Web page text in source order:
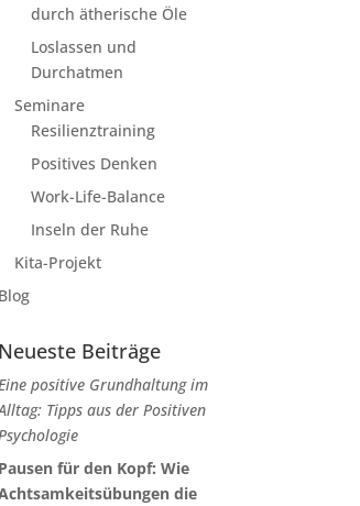
durch ätherische Öle
Loslassen und
Durchatmen
Seminare
Resilienztraining
Positives Denken
Work-Life-Balance
Inseln der Ruhe
Kita-Projekt
Blog
Neueste Beiträge
positive Grundhaltung im
Tipps aus der Positiven
Pausen für den Kopf: Wie
die